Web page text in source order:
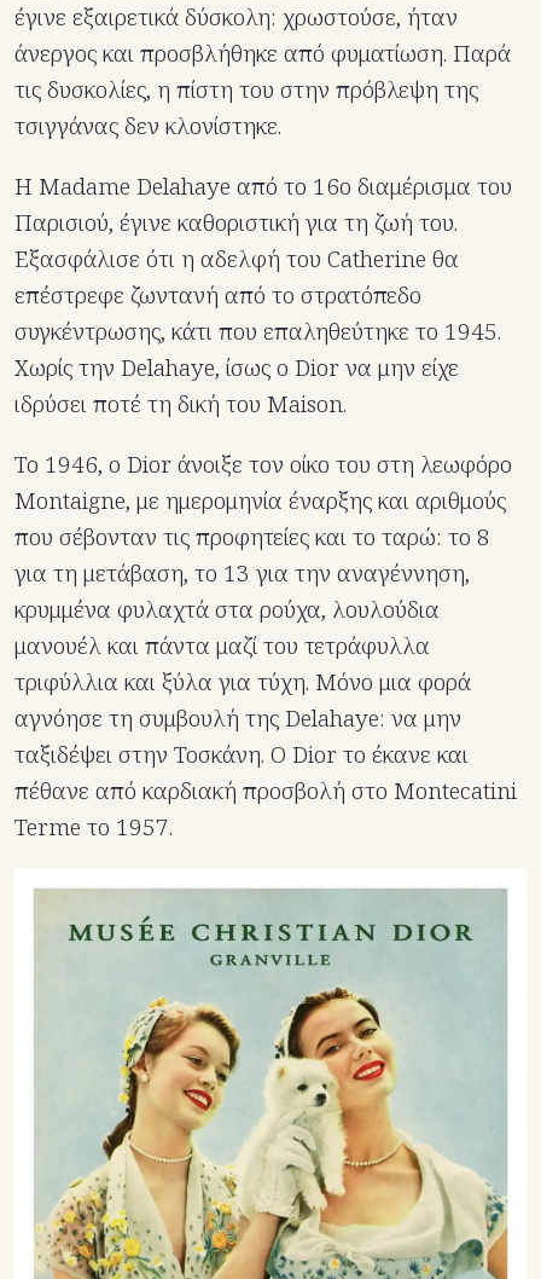
έγινε εξαιρετικά δύσκολη: χρωστούσε, ήταν
άνεργος και προσβλήθηκε από φυματίωση. Παρά
τις δυσκολίες, η πίστη του στην πρόβλεψη της
τσιγγάνας δεν κλονίστηκε.
Η Madame Delahaye από το 16ο διαμέρισμα του
Παρισιού, έγινε καθοριστική για τη ζωή του.
Εξασφάλισε ότι η αδελφή του Catherine θα
επέστρεφε ζωντανή από το στρατόπεδο
συγκέντρωσης, κάτι που επαληθεύτηκε το 1945.
Χωρίς την Delahaye, ίσως ο Dior να μην είχε
ιδρύσει ποτέ τη δική του Maison.
Το 1946, ο Dior άνοιξε τον οίκο του στη λεωφόρο
Montaigne, με ημερομηνία έναρξης και αριθμούς
που σέβονταν τις προφητείες και το ταρώ: το 8
για τη μετάβαση, το 13 για την αναγέννηση,
κρυμμένα φυλαχτά στα ρούχα, λουλούδια
μανουέλ και πάντα μαζί του τετράφυλλα
τριφύλλια και ξύλα για τύχη. Μόνο μια φορά
αγνόησε τη συμβουλή της Delahaye: να μην
ταξιδέψει στην Τοσκάνη. Ο Dior το έκανε και
πέθανε από καρδιακή προσβολή στο Montecatini
Terme το 1957.